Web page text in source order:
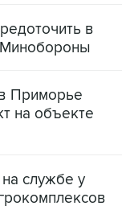
в
Приморье
на объекте
службе у